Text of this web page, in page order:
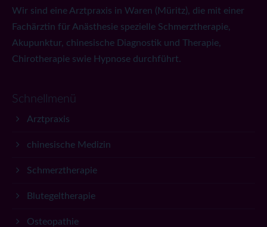
Wir sind eine Arztpraxis in Waren (Müritz), die mit einer
Fachärztin für Anästhesie spezielle Schmerztherapie,
Akupunktur, chinesische Diagnostik und Therapie,
Chirotherapie swie Hypnose durchführt.
Schnellmenü
Arztpraxis
chinesische Medizin
Schmerztherapie
Blutegeltherapie
Osteopathie